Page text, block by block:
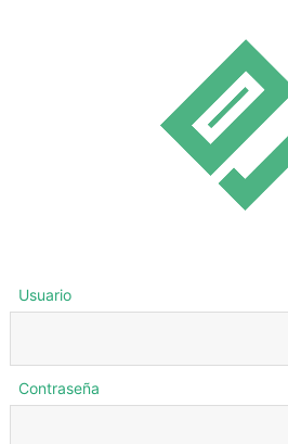
Usuario
Contraseña